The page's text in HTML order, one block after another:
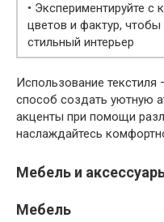
• Экспериментируйте
цветов и фактур,
стильный интерьер
Использование
способ создать уютную
акценты при помощи
наслаждайтесь
Мебель и
Мебель